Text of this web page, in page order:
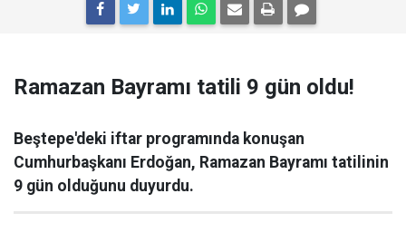
Ramazan Bayramı tatili 9 gün oldu!
Beştepe'deki iftar programında konuşan
Cumhurbaşkanı Erdoğan, Ramazan Bayramı tatilinin
9 gün olduğunu duyurdu.